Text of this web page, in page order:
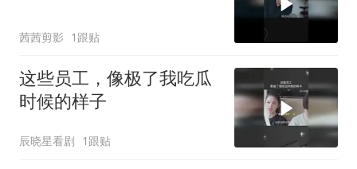
茜茜剪影 1跟贴
这些员工，像极了我吃瓜
时候的样子
辰晓星看剧 1跟贴